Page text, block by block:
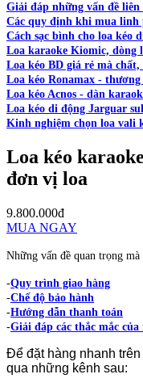
Giải đáp những vấn đề
Các quy định khi mua linh
Cách sạc bình cho loa kéo
Loa karaoke Kiomic, dòng
Loa kéo BD giá rẻ mà
Loa kéo Ronamax -
Loa kéo Acnos - dàn
Loa kéo di động Jarguar
Kinh nghiệm chọn loa vali
Loa kéo
đơn vị loa
9.800.000đ
MUA NGAY
Những vấn đề quan trọng
-Quy trình giao hàng
-Chế độ bảo hành
-Hướng dẫn thanh toán
-Giải đáp các thắc mắc
Để đặt hàng nhanh trên
qua những kênh sau: